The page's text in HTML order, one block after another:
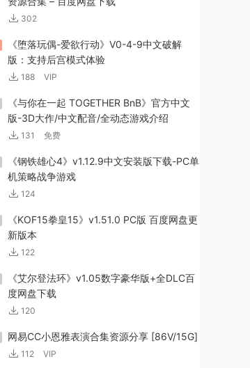
302
《堕落玩偶-爱欲行动》V0-4-9中文破解
版：支持后宫模式体验
188 VIP
《与你在一起 TOGETHER BnB》官方中文
版-3D大作/中文配音/全动态游戏介绍
131 免费
《钢铁雄心4》v1.12.9中文安装版下载-PC单
机策略战争游戏
124
《KOF15拳皇15》v1.51.0 PC版 百度网盘更
新版本
122
《艾尔登法环》v1.05数字豪华版+全DLC百
度网盘下载
120
网易CC小恩雅表演合集资源分享 [86V/15G]
112 VIP